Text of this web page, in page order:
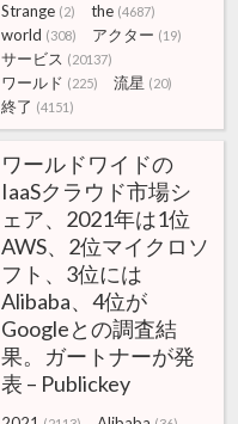
Strange (2) the (4687)
world (308) アクター (19)
サービス (20137)
ワールド (225) 流星 (20)
終了 (4151)
ワールドワイドの
IaaSクラウド市場シ
ェア、2021年は1位
AWS、2位マイクロソ
フト、3位には
Alibaba、4位が
Googleとの調査結
果。ガートナーが発
表 – Publickey